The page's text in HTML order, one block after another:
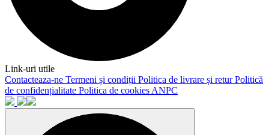
Link-uri utile
Contacteaza-ne Termeni și condiții Politica de livrare și returPolitică
de confidențialitate Politica de cookies ANPC